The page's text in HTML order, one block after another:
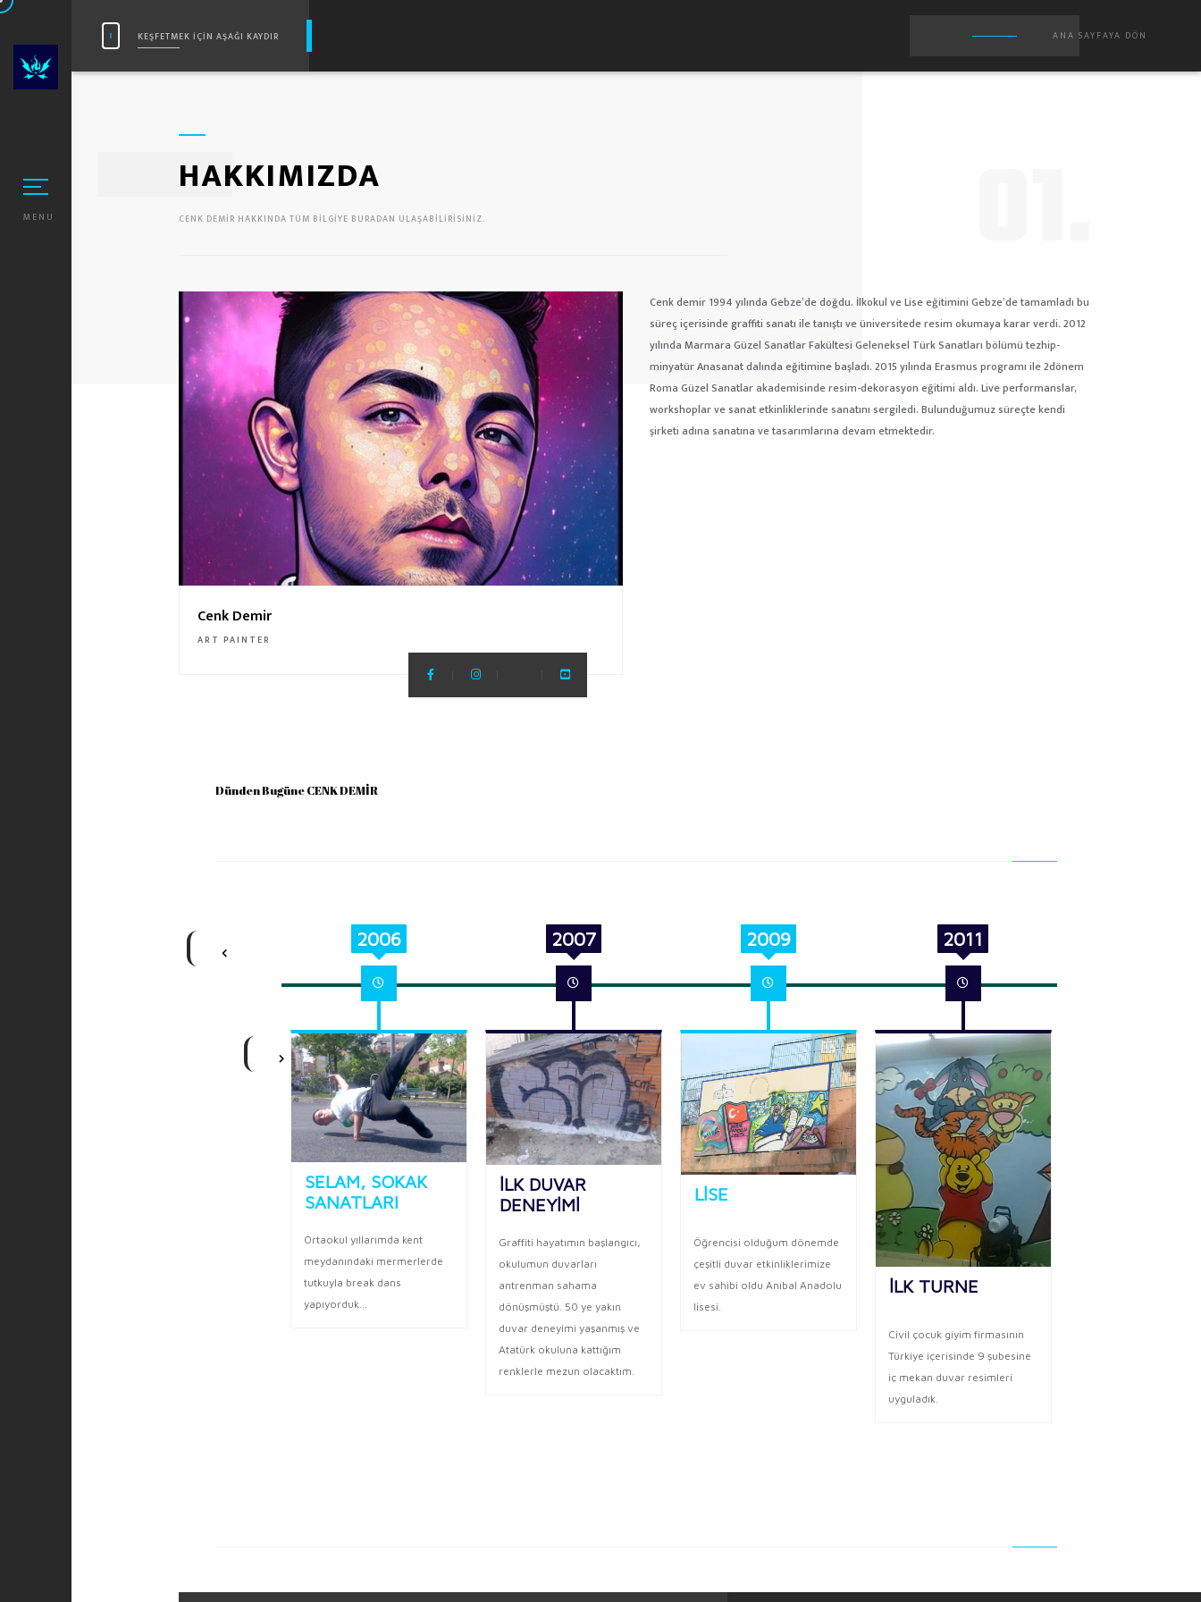
MENU
KEŞFETMEK IÇIN AŞAĞI KAYDIR ANA SAYFAYA DÖN
HAKKIMIZDA
CENK DEMIR HAKKINDA TÜM BILGIYE BURADAN ULAŞABILIRISINIZ.
Cenk Demir
ART PAINTER
Cenk demir 1994 yılında Gebze’de doğdu. İlkokul ve Lise eğitimini Gebze’de tamamladı bu
süreç içerisinde graffiti sanatı ile tanıştı ve üniversitede resim okumaya karar verdi. 2012
yılında Marmara Güzel Sanatlar Fakültesi Geleneksel Türk Sanatları bölümü tezhip-
minyatür Anasanat dalında eğitimine başladı. 2015 yılında Erasmus programı ile 2dönem
Roma Güzel Sanatlar akademisinde resim-dekorasyon eğitimi aldı. Live performanslar,
workshoplar ve sanat etkinliklerinde sanatını sergiledi. Bulunduğumuz süreçte kendi
şirketi adına sanatına ve tasarımlarına devam etmektedir.
Dünden Bugüne CENK DEMİR
1994 2006 2007 2009 2011
SELAM, SOKAK
SANATLARI
Ortaokul yıllarımda kent
meydanındaki mermerlerde
tutkuyla break dans
yapıyorduk…
İLK DUVAR
DENEYİMİ
Graffiti hayatımın başlangıcı,
okulumun duvarları
antrenman sahama
dönüşmüştü. 50 ye yakın
duvar deneyimi yaşanmış ve
Atatürk okuluna kattığım
renklerle mezun olacaktım.
LİSE
Öğrencisi olduğum dönemde
çeşitli duvar etkinliklerimize
ev sahibi oldu Anıbal Anadolu
lisesi.
İLK TURNE
Civil çocuk giyim firmasının
Türkiye içerisinde 9 şubesine
iç mekan duvar resimleri
uyguladık.